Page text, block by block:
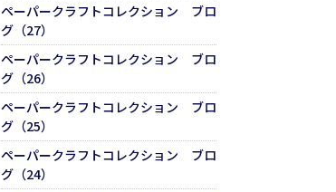
ペーパークラフトコレクション ブロ
グ（27）
ペーパークラフトコレクション ブロ
グ（26）
ペーパークラフトコレクション ブロ
グ（25）
ペーパークラフトコレクション ブロ
グ（24）